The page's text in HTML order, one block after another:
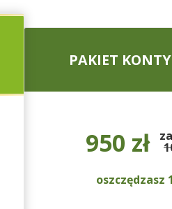
PAKIET
950 zł
oszczędzasz